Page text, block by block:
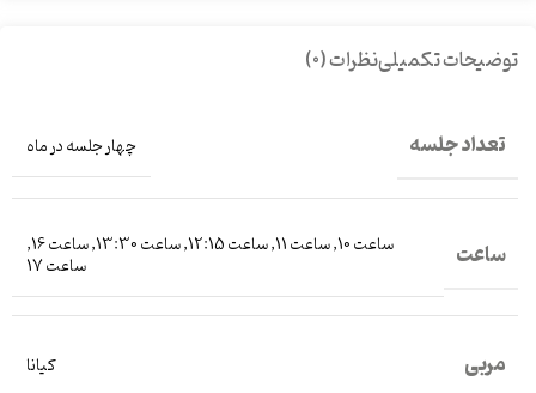
توضیحات تکمیلینظرات (0)
تعداد جلسه چهار جلسه در ماه
ساعت ساعت 10 ,ساعت 11 ,ساعت 12:15 ,ساعت 13:30 ,ساعت 16 ,
ساعت 17
مربی کیانا